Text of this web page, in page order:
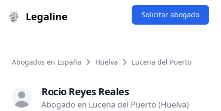
Legaline Solicitar abogado
Abogados en España Huelva Lucena del Puerto
Rocio Reyes Reales
Abogado en Lucena del Puerto (Huelva)